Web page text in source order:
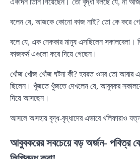
একদিন তিনি গিয়েছেন। তো বৃদ্ধা বলছে যে, না
বলেন যে, আজকে কোনো কাজ নাই? তো কে করে
বলে যে, এক নেককার মানুষ এসছিলেন সকালবেলা।
কাজকর্ম এগুলো করে দিয়ে গেছেন।
খোঁজ খোঁজ খোঁজ ঘটনা কী? হযরত ওমর তো আবার
ছিলেন। খুঁজতে খুঁজতে দেখলেন যে, আবুবকর
দিয়ে আসছেন।
আসলে অসহায় বৃদ্ধ-বৃদ্ধাদের এভাবে খলিফারাও
আবুবকরের সবচেয়ে বড় অর্জন- পবিত্র